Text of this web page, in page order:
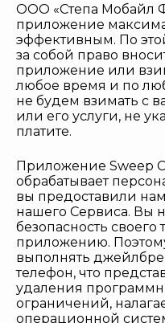
ООО «Степа Мобайл
приложение
эффективным. По
за собой право
приложение или
любое время и по
не будем взимать с
или его услуги, не
платите.
Приложение Sweep
обрабатывает
вы предоставили
нашего Сервиса. Вы
безопасность своего
приложению.
выполнять
телефон, что
удаления
ограничений,
операционной